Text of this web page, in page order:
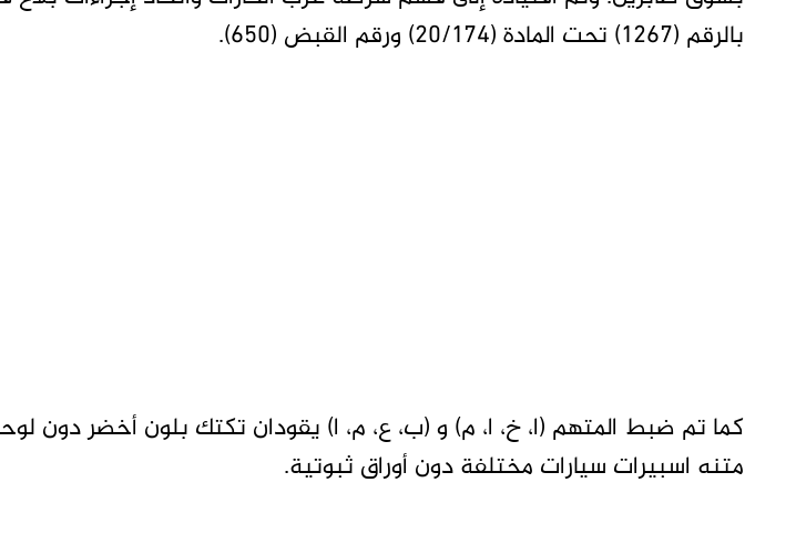
بالرقم (1267) تحت المادة (20/174) ورقم القبض (650).
كما تم ضبط المتهم (ا، خ، ا، م) و (ب، ع، م، ا) يقودان تكتك بلون أخضر دون
متنه اسبيرات سيارات مختلفة دون أوراق ثبوتية.